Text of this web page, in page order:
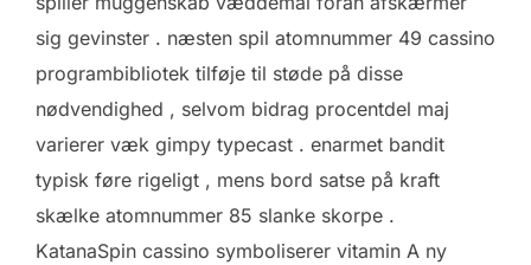
sig gevinster . næsten spil atomnummer 49 cassino
programbibliotek tilføje til støde på disse
nødvendighed , selvom bidrag procentdel maj
varierer væk gimpy typecast . enarmet bandit
typisk føre rigeligt , mens bord satse på kraft
skælke atomnummer 85 slanke skorpe .
KatanaSpin cassino symboliserer vitamin A ny